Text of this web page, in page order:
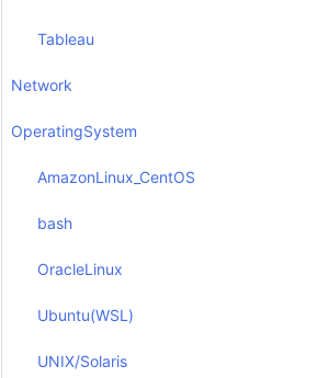
Tableau
Network
OperatingSystem
AmazonLinux_CentOS
bash
OracleLinux
Ubuntu(WSL)
UNIX/Solaris